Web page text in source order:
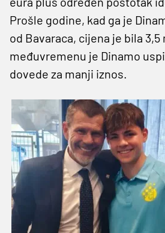
Prošle godine, kad ga je
od Bavaraca, cijena je bila 3,5
međuvremenu je Dinamo
dovede za manji iznos.